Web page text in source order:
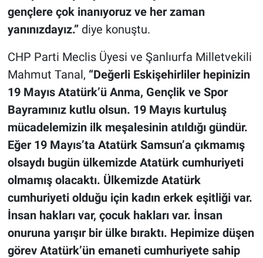
gençlere çok inanıyoruz ve her zaman
yanınızdayız.”diye konuştu.
CHP Parti Meclis Üyesi ve Şanlıurfa Milletvekili
Mahmut Tanal, “Değerli Eskişehirliler hepinizin
19 Mayıs Atatürk’ü Anma, Gençlik ve Spor
Bayramınız kutlu olsun. 19 Mayıs kurtuluş
mücadelemizin ilk meşalesinin atıldığı gündür.
Eğer 19 Mayıs’ta Atatürk Samsun’a çıkmamış
olsaydı bugün ülkemizde Atatürk cumhuriyeti
olmamış olacaktı. Ülkemizde Atatürk
cumhuriyeti olduğu için kadın erkek eşitliği var.
İnsan hakları var, çocuk hakları var. İnsan
onuruna yarışır bir ülke bıraktı. Hepimize düşen
görev Atatürk’ün emaneti cumhuriyete sahip